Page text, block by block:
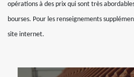
opérations à des prix qui sont très
bourses. Pour les renseignements
site internet.